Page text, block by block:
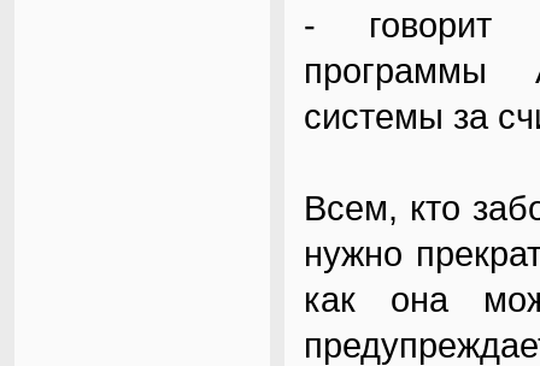
- говорит
программы
системы за
Всем, кто
нужно
как она